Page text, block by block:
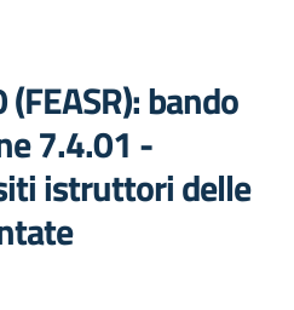
bando
7.4.01 -
istruttori delle